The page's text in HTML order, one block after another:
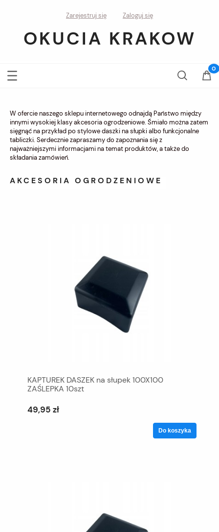
Zarejestruj się Zaloguj się
OKUCIA KRAKOW
W ofercie naszego sklepu internetowego odnajdą Państwo między
innymi wysokiej klasy akcesoria ogrodzeniowe. Śmiało można zatem
sięgnąć na przykład po stylowe daszki na słupki albo funkcjonalne
tabliczki. Serdecznie zapraszamy do zapoznania się z
najważniejszymi informacjami na temat produktów, a także do
składania zamówień.
AKCESORIA OGRODZENIOWE
KAPTUREK DASZEK na słupek 100X100
ZAŚLEPKA 10szt
49,95 zł
Do koszyka